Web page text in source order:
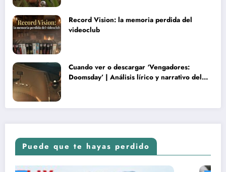
Record Vision: la memoria perdida del
videoclub
Cuando ver o descargar ‘Vengadores:
Doomsday’ | Análisis lírico y narrativo del
Puede que te hayas perdido